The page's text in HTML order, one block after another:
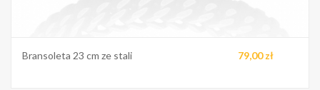
Bransoleta 23 cm ze stali 79,00 zł